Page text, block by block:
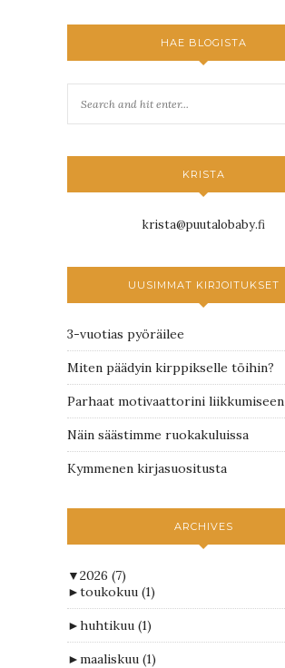
HAE BLOGISTA
KRISTA
krista@puutalobaby.fi
UUSIMMAT KIRJOITUKSET
3-vuotias pyöräilee
Miten päädyin kirppikselle töihin?
Parhaat motivaattorini liikkumiseen
Näin säästimme ruokakuluissa
Kymmenen kirjasuositusta
ARCHIVES
▼2026 (7)
►toukokuu (1)
►huhtikuu (1)
►maaliskuu (1)